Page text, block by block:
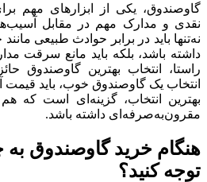
گاوصندوق، یکی از ابزارهای مهم
نقدی و مدارک مهم در مقابل
نه‌تنها باید در برابر حوادث طبیعی
داشته باشد، بلکه باید مانع سرقت
راستا، انتخاب بهترین گاوصندوق
انتخاب یک گاوصندوق خوب، باید قیمت
بهترین انتخاب، گزینه‌ای است
مقرون‌به‌صرفه‌ای داشته باشد.
هنگام خرید گاوصندوق به
توجه کنید؟